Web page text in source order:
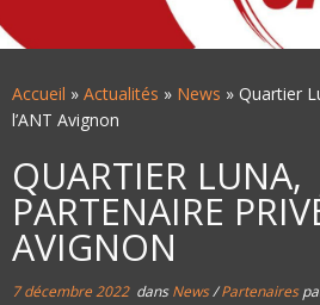
Accueil » Actualités » News » Quartier
l’ANT Avignon
QUARTIER LUNA,
PARTENAIRE
AVIGNON
7 décembre 2022dansNews/Partenaires